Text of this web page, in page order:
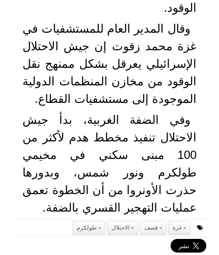
الوقود.
وقال المدير العام للمستشفيات في
غزة محمد زقوت إن جيش الاحتلال
الإسرائيلي يعرقل بشكل ممنهج نقل
الوقود من مخازن المنظمات الدولية
الموجودة إلى مستشفيات القطاع.
وفي الضفة الغربية، بدأ جيش
الاحتلال تنفيذ مخطط هدم لأكثر من
100 مبنى سكني في مخيمي
طولكرم ونور شمس، وبدورها
حذرت الأونروا من أن الخطوة تعمق
عمليات التهجير القسري بالضفة.
غزة قصف الاحتلال طولكرم